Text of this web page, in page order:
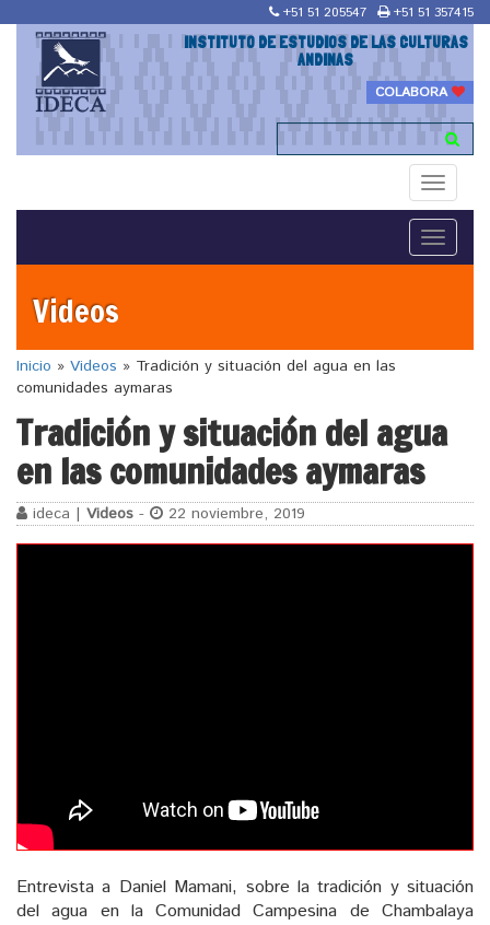
+51 51 205547 +51 51 357415
INSTITUTO DE ESTUDIOS DE LAS CULTURAS
ANDINAS
COLABORA
Toggle
Toggle
Videos
Inicio » Videos » Tradición y situación del agua en las
comunidades aymaras
Tradición y situación del agua
en las comunidades aymaras
ideca | Videos - 22 noviembre, 2019
Entrevista a Daniel Mamani, sobre la tradición y situación
del agua en la Comunidad Campesina de Chambalaya